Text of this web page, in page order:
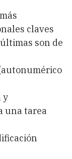
claves
son de
y
una tarea